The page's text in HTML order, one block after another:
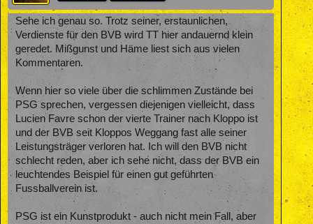
Sehe ich genau so. Trotz seiner, erstaunlichen,
Verdienste für den BVB wird TT hier andauernd klein
geredet. Mißgunst und Häme liest sich aus vielen
Kommentaren.
Wenn hier so viele über die schlimmen Zustände bei
PSG sprechen, vergessen diejenigen vielleicht, dass
Lucien Favre schon der vierte Trainer nach Kloppo ist
und der BVB seit Kloppos Weggang fast alle seiner
Leistungsträger verloren hat. Ich will den BVB nicht
schlecht reden, aber ich sehe nicht, dass der BVB ein
leuchtendes Beispiel für einen gut geführten
Fussballverein ist.
PSG ist ein Kunstprodukt - auch nicht mein Fall, aber